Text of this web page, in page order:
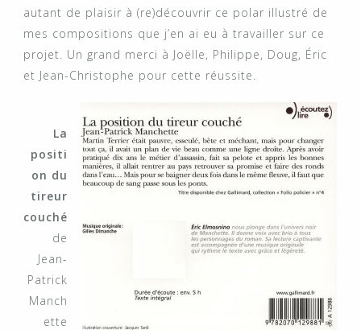
autant de plaisir à (re)découvrir ce polar illustré de
mes compositions que j’en ai eu à travailler sur ce
projet. Un grand merci à Joëlle, Philippe, Doug, Éric
et Jean-Christophe pour cette réussite.
La
positi
on du
tireur
couché
de
Jean-
Patrick
Manch
ette